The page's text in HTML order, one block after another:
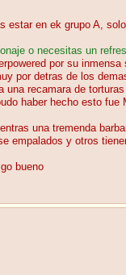
estar en ek grupo A,
o necesitas un
por su inmensa
por detras de los
recamara de
haber hecho esto fue
una tremenda
empalados y otros
bueno